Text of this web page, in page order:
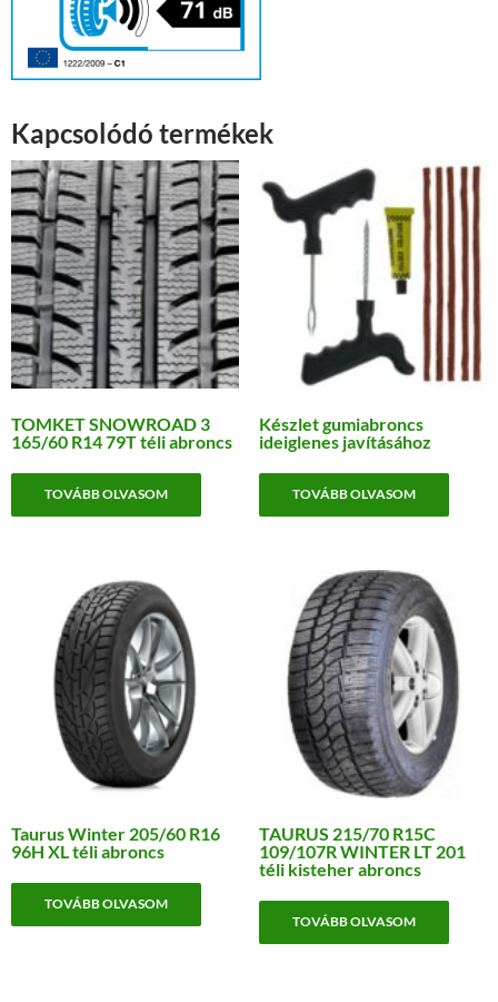
Kapcsolódó termékek
TOMKET SNOWROAD 3
165/60 R14 79T téli abroncs
TOVÁBB OLVASOM
Készlet gumiabroncs
ideiglenes javításához
TOVÁBB OLVASOM
Taurus Winter 205/60 R16
96H XL téli abroncs
TOVÁBB OLVASOM
TAURUS 215/70 R15C
109/107R WINTER LT 201
téli kisteher abroncs
TOVÁBB OLVASOM